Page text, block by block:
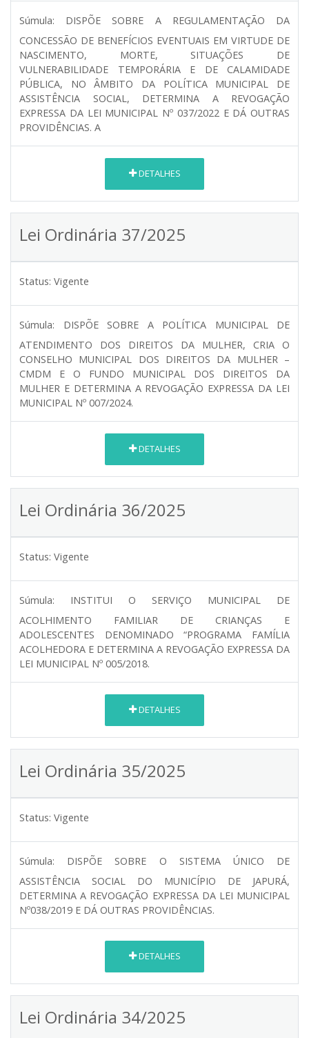
Súmula:
DISPÕE SOBRE A REGULAMENTAÇÃO DA
CONCESSÃO DE BENEFÍCIOS EVENTUAIS EM VIRTUDE DE
NASCIMENTO, MORTE, SITUAÇÕES DE
VULNERABILIDADE TEMPORÁRIA E DE CALAMIDADE
PÚBLICA, NO ÂMBITO DA POLÍTICA MUNICIPAL DE
ASSISTÊNCIA SOCIAL, DETERMINA A REVOGAÇÃO
EXPRESSA DA LEI MUNICIPAL Nº 037/2022 E DÁ OUTRAS
PROVIDÊNCIAS. A
DETALHES
Lei Ordinária 37/2025
Status: Vigente
Súmula:
DISPÕE SOBRE A POLÍTICA MUNICIPAL DE
ATENDIMENTO DOS DIREITOS DA MULHER, CRIA O
CONSELHO MUNICIPAL DOS DIREITOS DA MULHER –
CMDM E O FUNDO MUNICIPAL DOS DIREITOS DA
MULHER E DETERMINA A REVOGAÇÃO EXPRESSA DA LEI
MUNICIPAL Nº 007/2024.
DETALHES
Lei Ordinária 36/2025
Status: Vigente
Súmula:
INSTITUI O SERVIÇO MUNICIPAL DE
ACOLHIMENTO FAMILIAR DE CRIANÇAS E
ADOLESCENTES DENOMINADO “PROGRAMA FAMÍLIA
ACOLHEDORA E DETERMINA A REVOGAÇÃO EXPRESSA DA
LEI MUNICIPAL Nº 005/2018.
DETALHES
Lei Ordinária 35/2025
Status: Vigente
Súmula:
DISPÕE SOBRE O SISTEMA ÚNICO DE
ASSISTÊNCIA SOCIAL DO MUNICÍPIO DE JAPURÁ,
DETERMINA A REVOGAÇÃO EXPRESSA DA LEI MUNICIPAL
Nº038/2019 E DÁ OUTRAS PROVIDÊNCIAS.
DETALHES
Lei Ordinária 34/2025